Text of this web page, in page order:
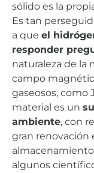
sólido es la
Es tan
a que el
responder
naturaleza de la
campo
gaseosos, como
material es un
ambiente, con
gran renovación
algunos